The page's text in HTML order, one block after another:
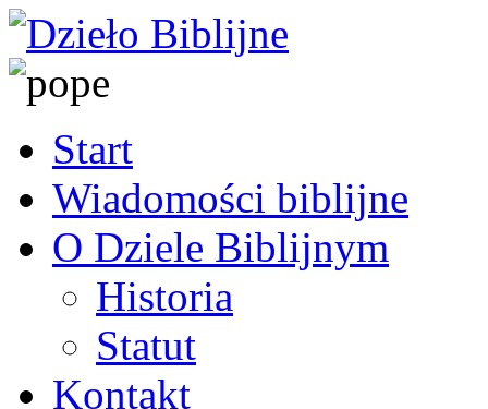
Start
Wiadomości biblijne
O Dziele Biblijnym
Historia
Statut
Kontakt